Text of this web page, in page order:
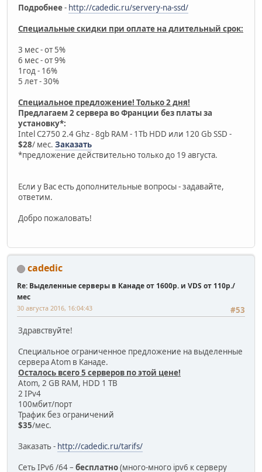
Подробнее- http://cadedic.ru/servery-na-ssd/
Специальные скидки при оплате на длительный срок:
3 мес - от 5%
6 мес - от 9%
1год - 16%
5 лет - 30%
Специальное предложение! Только 2 дня!
Предлагаем 2 сервера во Франции без платы за
установку*:
Intel C2750 2.4 Ghz - 8gb RAM - 1Tb HDD или 120 Gb SSD -
$28/ мес. Заказать
*предложение действительно только до 19 августа.
Если у Вас есть дополнительные вопросы - задавайте,
ответим.
Добро пожаловать!
cadedic
Re: Выделенные серверы в Канаде от 1600р. и VDS от 110р./
мес
#53
30 августа 2016, 16:04:43
Здравствуйте!
Специальное ограниченное предложение на выделенные
сервера Atom в Канаде.
Осталось всего 5 серверов по этой цене!
Atom, 2 GB RAM, HDD 1 TB
2 IPv4
100мбит/порт
Трафик без ограничений
$35/мес.
Заказать - http://cadedic.ru/tarifs/
Сеть IPv6 /64 – бесплатно(много-много ipv6 к серверу